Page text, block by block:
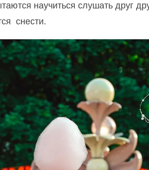
научиться слушать друг
снести.